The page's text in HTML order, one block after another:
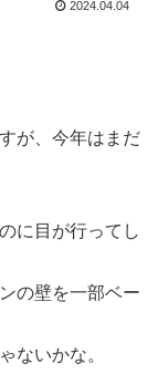
2024.04.04
が、今年はまだ
に目が行ってし
の壁を一部ベー
ないかな。